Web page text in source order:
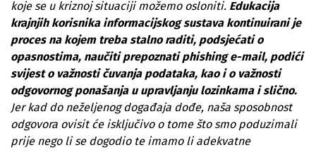
koje se u kriznoj situaciji možemo osloniti. Edukacija
krajnjih korisnika informacijskog sustava kontinuirani je
proces na kojem treba stalno raditi, podsjećati o
opasnostima, naučiti prepoznati phishing e-mail, podići
svijest o važnosti čuvanja podataka, kao i o važnosti
odgovornog ponašanja u upravljanju lozinkama i slično.
Jer kad do neželjenog događaja dođe, naša sposobnost
odgovora ovisit će isključivo o tome što smo poduzimali
prije nego li se dogodio te imamo li adekvatne